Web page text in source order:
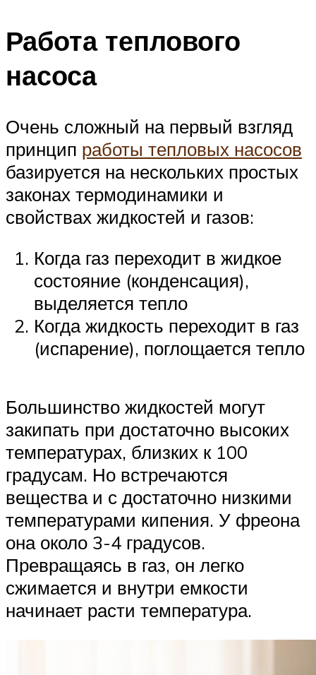
Работа теплового
насоса
Очень сложный на первый взгляд
принцип работы тепловых насосов
базируется на нескольких простых
законах термодинамики и
свойствах жидкостей и газов:
Когда газ переходит в жидкое
состояние (конденсация),
выделяется тепло
Когда жидкость переходит в газ
(испарение), поглощается тепло
Большинство жидкостей могут
закипать при достаточно высоких
температурах, близких к 100
градусам. Но встречаются
вещества и с достаточно низкими
температурами кипения. У фреона
она около 3-4 градусов.
Превращаясь в газ, он легко
сжимается и внутри емкости
начинает расти температура.